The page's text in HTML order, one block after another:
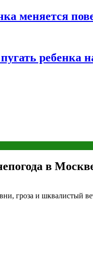
меняется
ребенка
в
гроза и шквалистый